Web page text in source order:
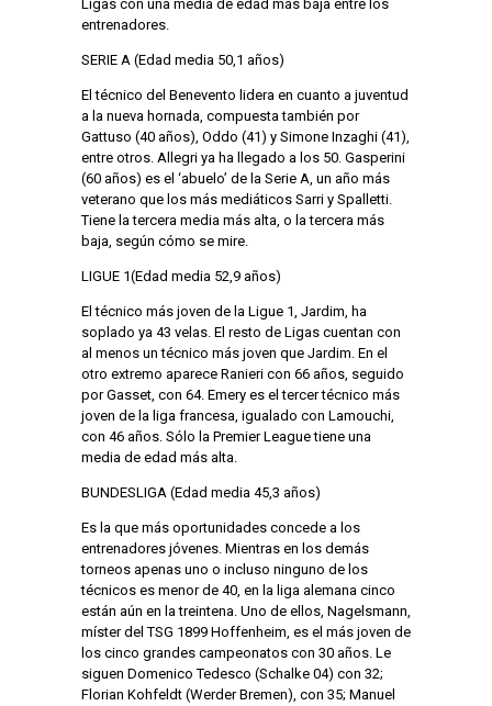
Ligas con una media de edad más baja entre los
entrenadores.
SERIE A (Edad media 50,1 años)
El técnico del Benevento lidera en cuanto a juventud
a la nueva hornada, compuesta también por
Gattuso (40 años), Oddo (41) y Simone Inzaghi (41),
entre otros. Allegri ya ha llegado a los 50. Gasperini
(60 años) es el ‘abuelo’ de la Serie A, un año más
veterano que los más mediáticos Sarri y Spalletti.
Tiene la tercera media más alta, o la tercera más
baja, según cómo se mire.
LIGUE 1(Edad media 52,9 años)
El técnico más joven de la Ligue 1, Jardim, ha
soplado ya 43 velas. El resto de Ligas cuentan con
al menos un técnico más joven que Jardim. En el
otro extremo aparece Ranieri con 66 años, seguido
por Gasset, con 64. Emery es el tercer técnico más
joven de la liga francesa, igualado con Lamouchi,
con 46 años. Sólo la Premier League tiene una
media de edad más alta.
BUNDESLIGA (Edad media 45,3 años)
Es la que más oportunidades concede a los
entrenadores jóvenes. Mientras en los demás
torneos apenas uno o incluso ninguno de los
técnicos es menor de 40, en la liga alemana cinco
están aún en la treintena. Uno de ellos, Nagelsmann,
míster del TSG 1899 Hoffenheim, es el más joven de
los cinco grandes campeonatos con 30 años. Le
siguen Domenico Tedesco (Schalke 04) con 32;
Florian Kohfeldt (Werder Bremen), con 35; Manuel